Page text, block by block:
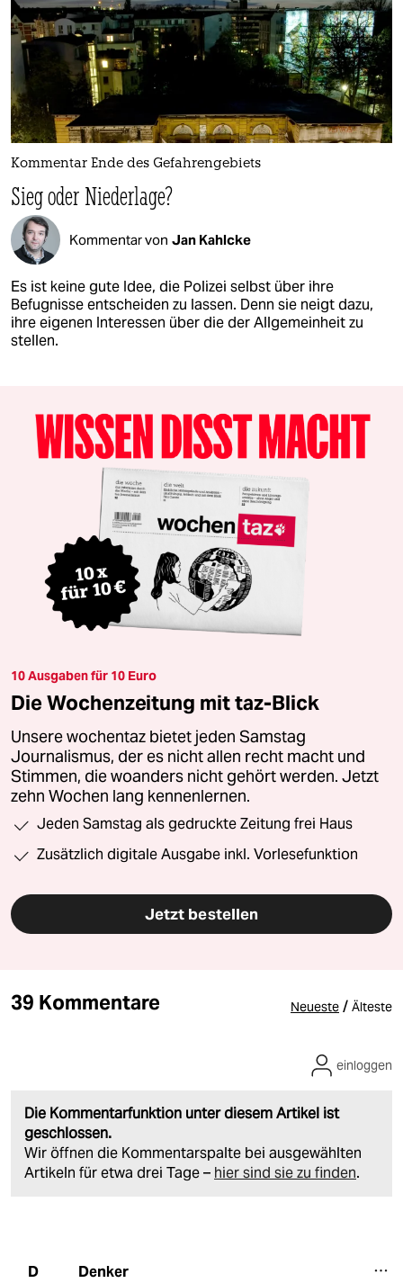
Kommentar Ende des Gefahrengebiets
Sieg oder Niederlage?
Kommentar von Jan Kahlcke
Es ist keine gute Idee, die Polizei selbst über ihre
Befugnisse entscheiden zu lassen. Denn sie neigt dazu,
ihre eigenen Interessen über die der Allgemeinheit zu
stellen.
10 Ausgaben für 10 Euro
Die Wochenzeitung mit taz-Blick
Unsere wochentaz bietet jeden Samstag
Journalismus, der es nicht allen recht macht und
Stimmen, die woanders nicht gehört werden. Jetzt
zehn Wochen lang kennenlernen.
Jeden Samstag als gedruckte Zeitung frei Haus
Zusätzlich digitale Ausgabe inkl. Vorlesefunktion
Jetzt bestellen
39 Kommentare Neueste / Älteste
Die Kommentarfunktion unter diesem Artikel ist
geschlossen.
Wir öffnen die Kommentarspalte bei ausgewählten
Artikeln für etwa drei Tage – hier sind sie zu finden.
einloggen
D Denker